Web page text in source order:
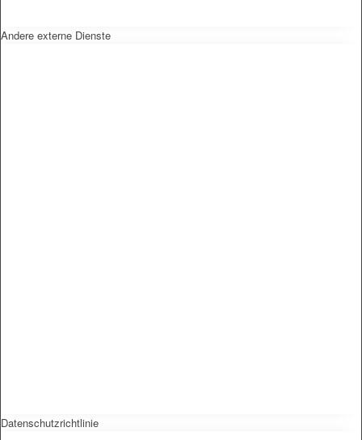
Andere externe Dienste
Datenschutzrichtlinie